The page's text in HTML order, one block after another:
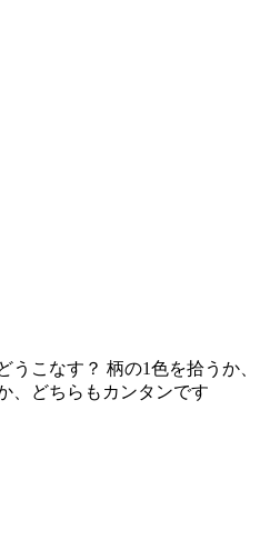
うこなす？ 柄の1色を拾うか、
、どちらもカンタンです